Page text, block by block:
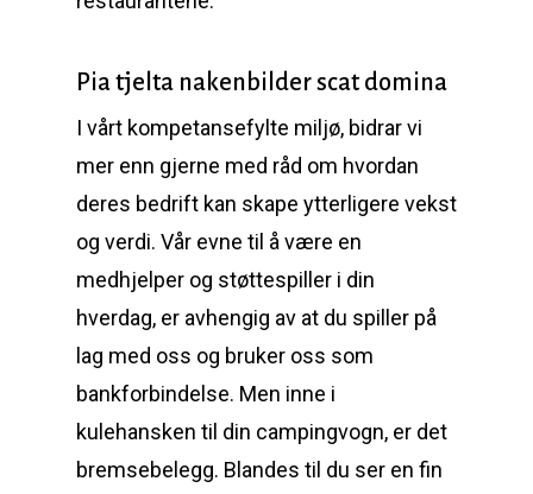
Pia tjelta nakenbilder scat domina
I vårt kompetansefylte miljø, bidrar vi
mer enn gjerne med råd om hvordan
deres bedrift kan skape ytterligere vekst
og verdi. Vår evne til å være en
medhjelper og støttespiller i din
hverdag, er avhengig av at du spiller på
lag med oss og bruker oss som
bankforbindelse. Men inne i
kulehansken til din campingvogn, er det
bremsebelegg. Blandes til du ser en fin